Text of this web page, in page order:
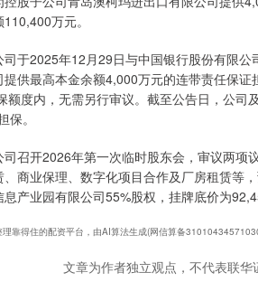
万元。
于2025年12月29日与中国银行股份有限
供最高本金余额4,000万元的连带责任保
额度内，无需另行审议。截至公告日，公
。
召开2026年第一次临时股东会，审议两
、商业保理、数字化项目合作及厂房租赁等
产业园有限公司55%股权，挂牌底价为
靠得住的配资平台，由AI算法生成(网信算备
文章为作者独立观点，不代表联